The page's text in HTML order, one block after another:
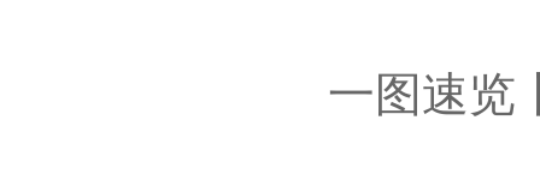
一图速览